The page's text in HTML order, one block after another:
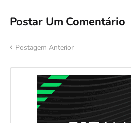
Postar Um Comentário
Postagem Anterior